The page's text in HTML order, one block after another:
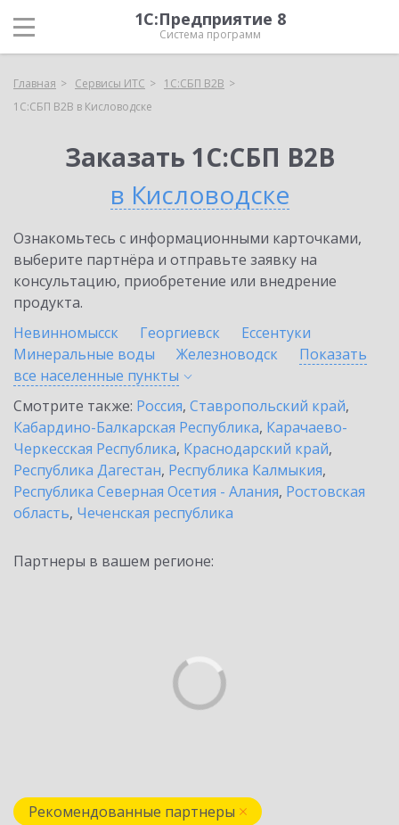
1С:Предприятие 8
Система программ
Главная Сервисы ИТС
1С:СБП B2B
1С:СБП B2B в Кисловодске
Заказать 1С:СБП B2B
в Кисловодске
Ознакомьтесь с информационными карточками,
выберите партнёра и отправьте заявку на
консультацию, приобретение или внедрение
продукта.
Невинномысск
Георгиевск
Ессентуки
Минеральные воды
Железноводск
Показать
все населенные пункты
Смотрите также: Россия, Ставропольский край,
Кабардино-Балкарская Республика, Карачаево-
Черкесская Республика, Краснодарский край,
Республика Дагестан, Республика Калмыкия,
Республика Северная Осетия - Алания, Ростовская
область, Чеченская республика
Партнеры в вашем регионе:
Рекомендованные партнеры